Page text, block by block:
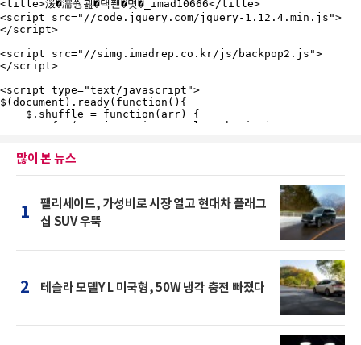
많이 본 뉴스
1
팰리세이드, 가성비로 시장 열고 현대차 플래그
십 SUV 우뚝
2 테슬라 모델Y L 미국형, 50W 냉각 충전 빠졌다